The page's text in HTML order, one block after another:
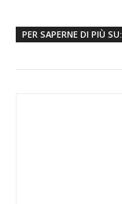
PER SAPERNE DI PIÙ SU: